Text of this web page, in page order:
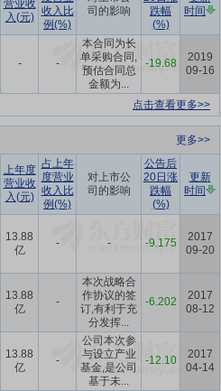
营业收
入(元)
收入比
例(%)
司的影响
跌幅
(%)
时间
- -
本合同为长
单采购合同,
预估合同总
金额为...
-19.68
2019
09-16
点击查看更多>>
更多>>
上年度
营业收
入(元)
占上年
度营业
收入比
例(%)
对上市公
司的影响
公告后
20日涨
跌幅
(%)
更新
时间
13.88
亿
- - -9.175
2017
09-20
13.88
亿
-
本次战略合
作协议的签
订,有利于充
分发挥...
-6.202
2017
08-12
13.88
亿
-
公司本次参
与设立产业
基金,是公司
基于未...
-12.10
2017
04-14